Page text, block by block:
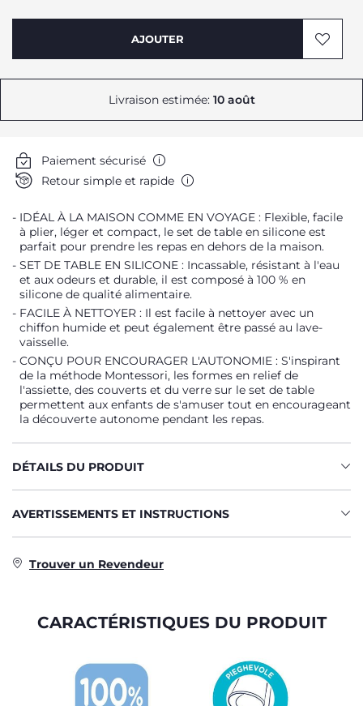
AJOUTER
Livraison estimée: 10 août
Paiement sécurisé
Retour simple et rapide
IDÉAL À LA MAISON COMME EN VOYAGE : Flexible, facile
à plier, léger et compact, le set de table en silicone est
parfait pour prendre les repas en dehors de la maison.
SET DE TABLE EN SILICONE : Incassable, résistant à l'eau
et aux odeurs et durable, il est composé à 100 % en
silicone de qualité alimentaire.
FACILE À NETTOYER : Il est facile à nettoyer avec un
chiffon humide et peut également être passé au lave-
vaisselle.
CONÇU POUR ENCOURAGER L'AUTONOMIE : S'inspirant
de la méthode Montessori, les formes en relief de
l'assiette, des couverts et du verre sur le set de table
permettent aux enfants de s'amuser tout en encourageant
la découverte autonome pendant les repas.
DÉTAILS DU PRODUIT
AVERTISSEMENTS ET INSTRUCTIONS
Trouver un Revendeur
CARACTÉRISTIQUES DU PRODUIT